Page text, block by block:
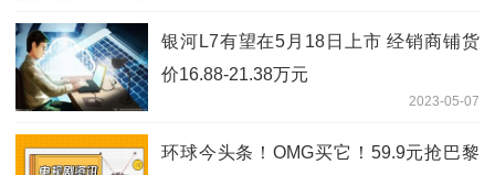
银河L7有望在5月18日上市 经销商铺货
价16.88-21.38万元
2023-05-07
环球今头条！OMG买它！59.9元抢巴黎